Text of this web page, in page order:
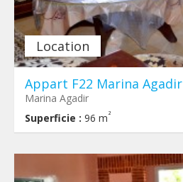
Location
Appart F22 Marina Agadir
Marina Agadir
Superficie : 96 m²